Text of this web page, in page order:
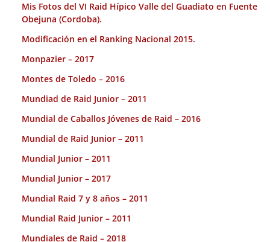
Mis Fotos del VI Raid Hípico Valle del Guadiato en Fuente
Obejuna (Cordoba).
Modificación en el Ranking Nacional 2015.
Monpazier – 2017
Montes de Toledo – 2016
Mundiad de Raid Junior – 2011
Mundial de Caballos Jóvenes de Raid – 2016
Mundial de Raid Junior – 2011
Mundial Junior – 2011
Mundial Junior – 2017
Mundial Raid 7 y 8 años – 2011
Mundial Raid Junior – 2011
Mundiales de Raid – 2018